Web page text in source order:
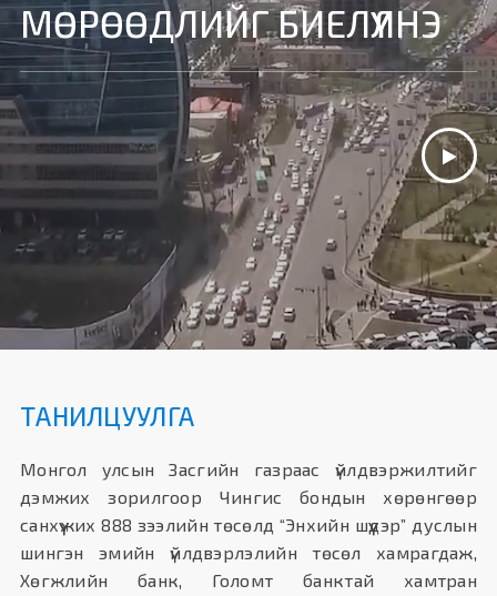
МӨРӨӨДЛИЙГ БИЕЛҮҮЛНЭ
ТАНИЛЦУУЛГА
Монгол улсын Засгийн газраас үйлдвэржилтийг
дэмжих зорилгоор Чингис бондын хөрөнгөөр
санхүүжих 888 зээлийн төсөлд “Энхийн шүүдэр” дуслын
шингэн эмийн үйлдвэрлэлийн төсөл хамрагдаж,
Хөгжлийн банк, Голомт банктай хамтран